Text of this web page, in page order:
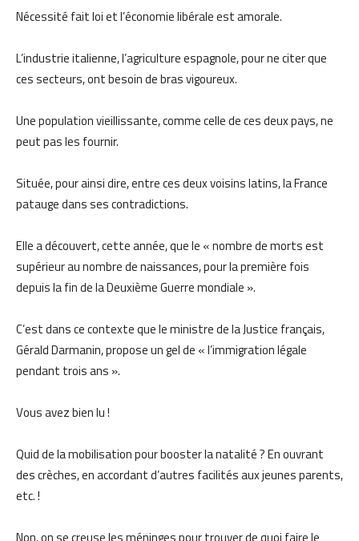
Nécessité fait loi et l’économie libérale est amorale.
L’industrie italienne, l’agriculture espagnole, pour ne citer que
ces secteurs, ont besoin de bras vigoureux.
Une population vieillissante, comme celle de ces deux pays, ne
peut pas les fournir.
Située, pour ainsi dire, entre ces deux voisins latins, la France
patauge dans ses contradictions.
Elle a découvert, cette année, que le « nombre de morts est
supérieur au nombre de naissances, pour la première fois
depuis la fin de la Deuxième Guerre mondiale ».
C’est dans ce contexte que le ministre de la Justice français,
Gérald Darmanin, propose un gel de « l’immigration légale
pendant trois ans ».
Vous avez bien lu !
Quid de la mobilisation pour booster la natalité ? En ouvrant
des crèches, en accordant d’autres facilités aux jeunes parents,
etc. !